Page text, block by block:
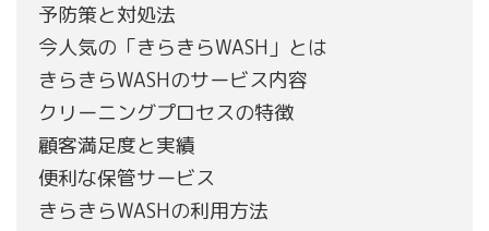
予防策と対処法
今人気の「きらきらWASH」とは
きらきらWASHのサービス内容
クリーニングプロセスの特徴
顧客満足度と実績
便利な保管サービス
きらきらWASHの利用方法